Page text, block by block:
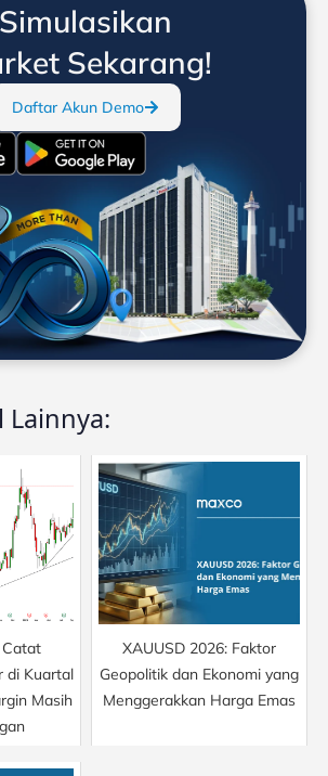
Simulasikan
Sekarang!
Daftar Akun Demo
Lainnya:
Catat
di Kuartal
Masih
XAUUSD 2026: Faktor
Geopolitik dan Ekonomi yang
Menggerakkan Harga Emas